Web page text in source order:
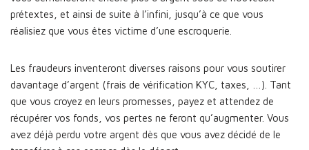
prétextes, et ainsi de suite à l’infini, jusqu’à ce que vous
réalisiez que vous êtes victime d’une escroquerie.
Les fraudeurs inventeront diverses raisons pour vous soutirer
davantage d’argent (frais de vérification KYC, taxes, …). Tant
que vous croyez en leurs promesses, payez et attendez de
récupérer vos fonds, vos pertes ne feront qu’augmenter. Vous
avez déjà perdu votre argent dès que vous avez décidé de le